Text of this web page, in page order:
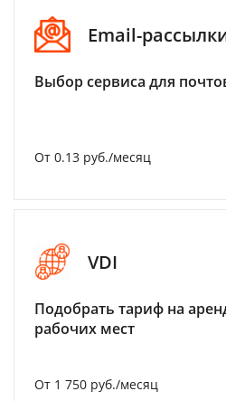
Email-
Выбор сервиса для
От 0.13 руб./месяц
VDI
Подобрать тариф на
рабочих мест
От 1 750 руб./месяц